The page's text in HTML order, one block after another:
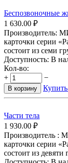
Беспозвоночные
1 630.00 ₽
Производитель:
карточки серии
состоит из семи
Доступность: В
Кол-во:
+
−
В корзину
Части тела
1 930.00 ₽
Производитель :
карточки серии
состоит из